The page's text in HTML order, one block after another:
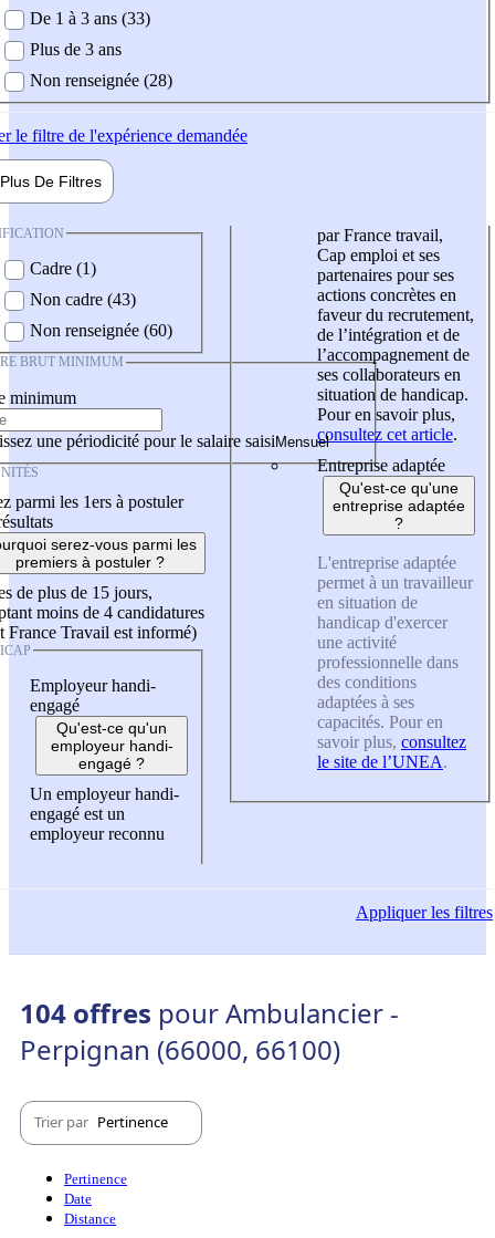
De 1 à 3 ans (33)
Plus de 3 ans
Non renseignée (28)
le filtre de l'expérience demandée
Plus De Filtres
Cadre (1)
Non cadre (43)
Non renseignée (60)
BRUT MINIMUM
minimum
une périodicité pour le salaire saisi
parmi les 1ers à postuler
serez-vous parmi les
premiers à postuler ?
de plus de 15 jours,
moins de 4 candidatures
France Travail est informé)
Employeur handi-
engagé
Qu'est-ce qu'un
employeur handi-
engagé ?
Un employeur handi-
engagé est un
employeur reconnu
par France travail,
Cap emploi et ses
partenaires pour ses
actions concrètes en
faveur du recrutement,
de l’intégration et de
l’accompagnement de
ses collaborateurs en
situation de handicap.
Pour en savoir plus,
consultez cet article.
Entreprise adaptée
Qu'est-ce qu'une
entreprise adaptée
?
L'entreprise adaptée
permet à un travailleur
en situation de
handicap d'exercer
une activité
professionnelle dans
des conditions
adaptées à ses
capacités. Pour en
savoir plus, consultez
le site de l’UNEA.
Appliquerles filtres
104 offres pour Ambulancier -
Perpignan (66000, 66100)
Trier par Pertinence
Pertinence
Date
Distance